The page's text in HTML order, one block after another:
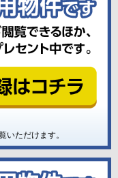
いただけます。